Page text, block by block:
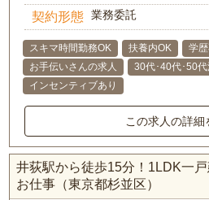
契約形態 業務委託
スキマ時間勤務OK 扶養内OK 学
お手伝いさんの求人
30代･40代･50代
インセンティブあり
この求人の詳細
井荻駅から徒歩15分！1LDK一
お仕事（東京都杉並区）